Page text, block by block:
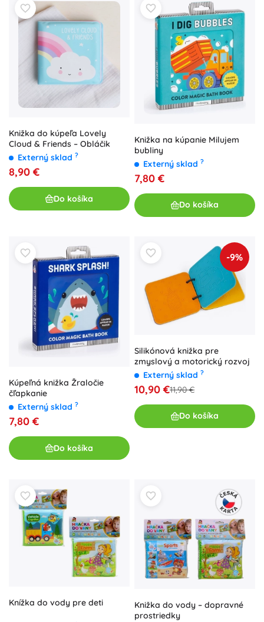
Knižka do kúpeľa Lovely
Cloud & Friends – Obláčik
Externý sklad ?
8,90 €
Do košíka
Knižka na kúpanie Milujem
bubliny
Externý sklad ?
7,80 €
Do košíka
Kúpeľná knižka Žraločie
čľapkanie
Externý sklad ?
7,80 €
Do košíka
-9%
Silikónová knižka pre
zmyslový a motorický rozvoj
Externý sklad ?
10,90 €11,90 €
Do košíka
Knížka do vody pre deti
Knižka do vody – dopravné
prostriedky